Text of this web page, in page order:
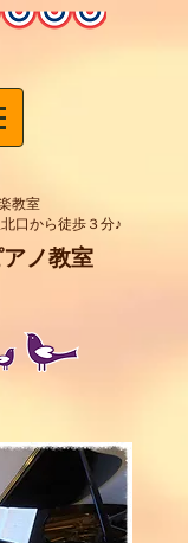
ノ教室
教室
から徒歩３分♪